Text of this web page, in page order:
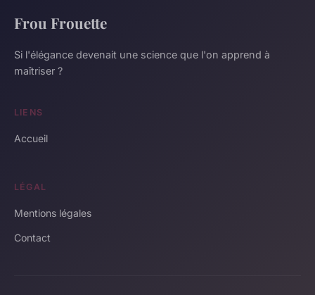
Frou Frouette
Si l'élégance devenait une science que l'on apprend à
maîtriser ?
LIENS
Accueil
LÉGAL
Mentions légales
Contact